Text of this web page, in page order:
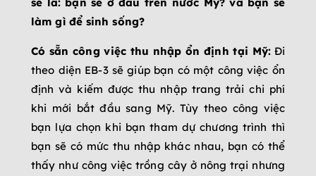
làm gì để sinh sống?
Có sẵn công việc thu nhập ổn định tại Mỹ:Đi
theo diện EB-3 sẽ giúp bạn có một công việc ổn
định và kiếm được thu nhập trang trải chi phí
khi mới bắt đầu sang Mỹ. Tùy theo công việc
bạn lựa chọn khi bạn tham dự chương trình thì
bạn sẽ có mức thu nhập khác nhau, bạn có thể
thấy như công việc trồng cây ở nông trại nhưng